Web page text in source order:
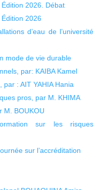
2026. Débat
2026
d’eau de l’université
mode de vie durable
par: KAIBA Kamel
: AIT YAHIA Hania
pros, par M. KHIMA
M. BOUKOU
sur les risques
sur l’accréditation